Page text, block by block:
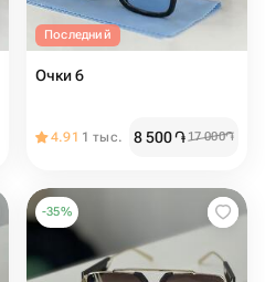
Последний
Очки 6
4.91 1 тыс. 8 500֏17 000֏
-35%